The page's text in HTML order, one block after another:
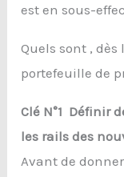
est en sous-
Quels sont ,
portefeuille de
Clé N°1 Définir
les rails des
Avant de